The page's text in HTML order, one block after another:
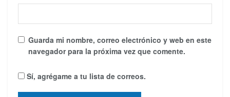
Guarda mi nombre, correo electrónico y web en este
navegador para la próxima vez que comente.
Sí, agrégame a tu lista de correos.